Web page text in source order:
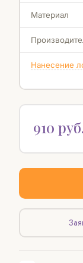
Материал
Нанесение
910 руб.